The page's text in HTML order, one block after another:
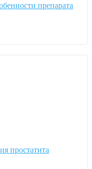
препарата
простатита